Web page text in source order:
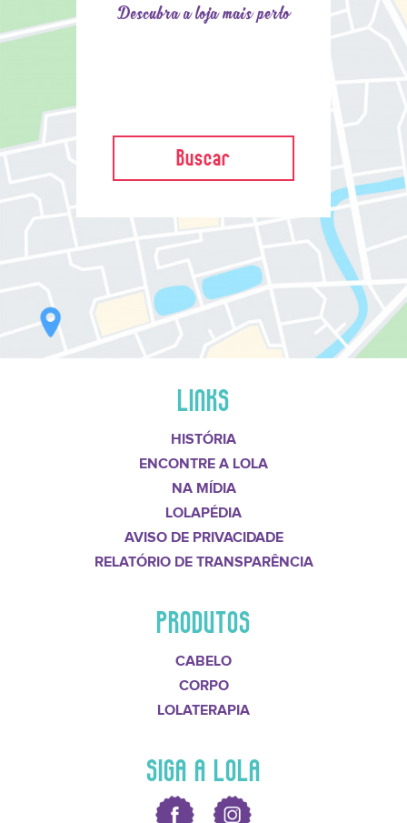
Descubra a loja mais perto
Buscar
LINKS
HISTÓRIA
ENCONTRE A LOLA
NA MÍDIA
LOLAPÉDIA
AVISO DE PRIVACIDADE
RELATÓRIO DE TRANSPARÊNCIA
PRODUTOS
CABELO
CORPO
LOLATERAPIA
SIGA A LOLA